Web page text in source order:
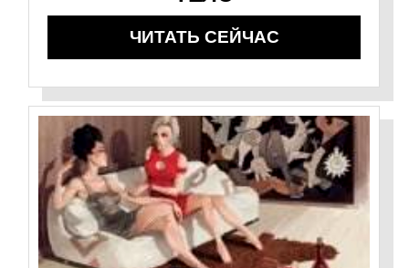
ЧИТАТЬ СЕЙЧАС